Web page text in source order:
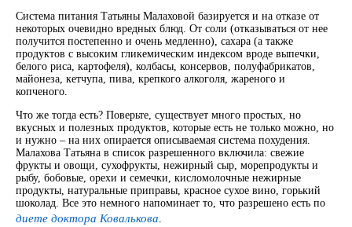
Система питания Татьяны Малаховой базируется и на отказе от
некоторых очевидно вредных блюд. От соли (отказываться от нее
получится постепенно и очень медленно), сахара (а также
продуктов с высоким гликемическим индексом вроде выпечки,
белого риса, картофеля), колбасы, консервов, полуфабрикатов,
майонеза, кетчупа, пива, крепкого алкоголя, жареного и
копченого.
Что же тогда есть? Поверьте, существует много простых, но
вкусных и полезных продуктов, которые есть не только можно, но
и нужно – на них опирается описываемая система похудения.
Малахова Татьяна в список разрешенного включила: свежие
фрукты и овощи, сухофрукты, нежирный сыр, морепродукты и
рыбу, бобовые, орехи и семечки, кисломолочные нежирные
продукты, натуральные приправы, красное сухое вино, горький
шоколад. Все это немного напоминает то, что разрешено есть по
диете доктора Ковалькова.